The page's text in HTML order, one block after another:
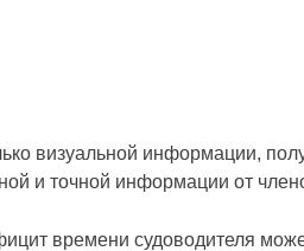
визуальной информации,
и точной информации от
времени судоводителя